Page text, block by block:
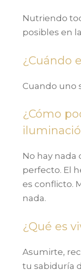
Nutriendo
posibles en
¿Cuándo
Cuando uno
¿Cómo
No hay nada
perfecto. El
es conflicto.
nada.
¿Qué es
Asumirte,
tu sabiduría